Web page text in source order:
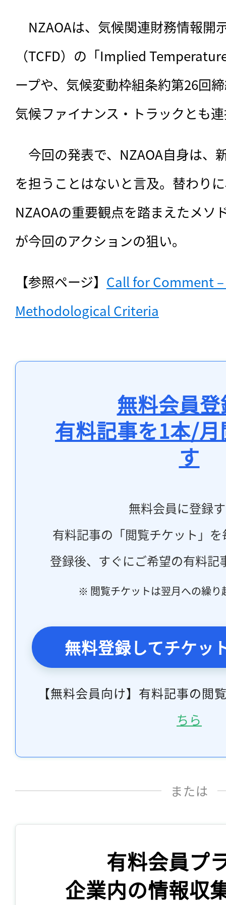
NZAOAは、気候関連財務情報開
（TCFD）の「Implied
ープや、気候変動枠組条約第26回
気候ファイナンス・トラックとも
今回の発表で、NZAOA自身は、
を担うことはないと言及。替わり
NZAOAの重要観点を踏まえたメソ
が今回のアクションの狙い。
【参照ページ】 Call for Comment
Methodological Criteria
無料会員
有料記事を1本/
す
無料会員に登録
有料記事の「閲覧チケット」
登録後、すぐにご希望の有料記
※ 閲覧チケットは翌月への繰り
無料登録してチケッ
【無料会員向け】有料記事の閲
ちら
または
有料会員プ
企業内の情報収